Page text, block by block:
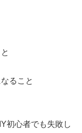
ること
初心者でも失敗し